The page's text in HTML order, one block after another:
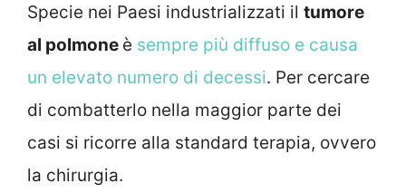
Specie nei Paesi industrializzati il tumore
al polmone è sempre più diffuso e causa
un elevato numero di decessi. Per cercare
di combatterlo nella maggior parte dei
casi si ricorre alla standard terapia, ovvero
la chirurgia.